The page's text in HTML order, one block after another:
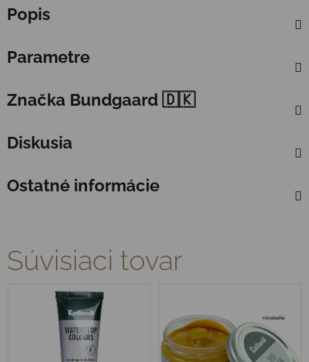
Popis
Parametre
Značka Bundgaard 🇩🇰
Diskusia
Ostatné informácie
Súvisiaci tovar